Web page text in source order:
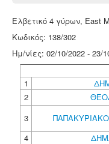
Ελβετικό 4 γύρων, East
Κωδικός: 138/302
Ημ/νίες: 02/10/2022 - 23/
1
2
3
4